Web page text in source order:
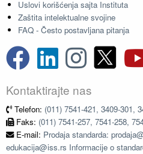
Uslovi korišćenja sajta Instituta
Zaštita intelektualne svojine
FAQ - Često postavljana pitanja
Kontaktirajte nas
Telefon: (011) 7541-421, 3409-301,
Faks: (011) 7541-257, 7541-258,
E-mail: Prodaja standarda:
edukacija@iss.rs Informacije o